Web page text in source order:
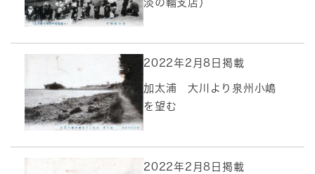
淡の輪支店）
2022年2月8日掲載
加太浦 大川より泉州小嶋
を望む
2022年2月8日掲載